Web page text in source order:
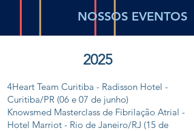
NOSSOS EVENTOS
2025
4Heart Team Curitiba - Radisson Hotel -
Curitiba/PR (06 e 07 de junho)
Knowsmed Masterclass de Fibrilação Atrial -
Hotel Marriot - Rio de Janeiro/RJ (15 de